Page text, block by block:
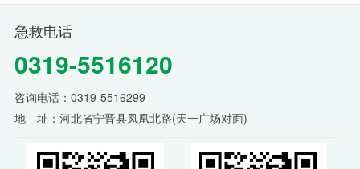
急救电话
0319-5516120
咨询电话：0319-5516299
地 址：河北省宁晋县凤凰北路(天一广场对面)